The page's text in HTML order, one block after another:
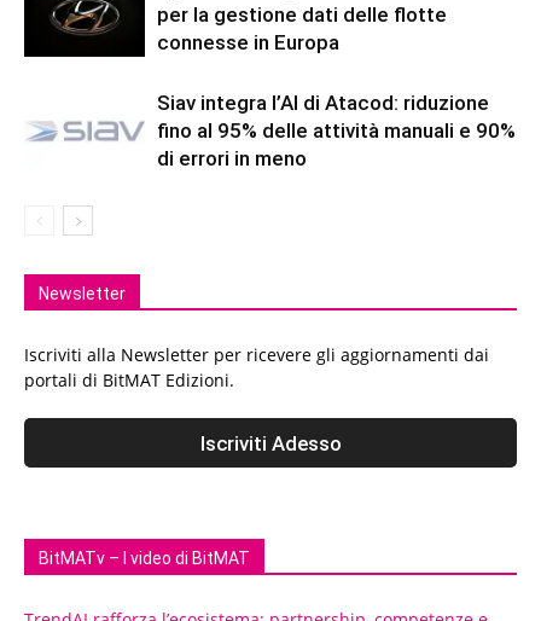
per la gestione dati delle flotte
connesse in Europa
Siav integra l’AI di Atacod: riduzione
fino al 95% delle attività manuali e 90%
di errori in meno
Newsletter
Iscriviti alla Newsletter per ricevere gli aggiornamenti dai
portali di BitMAT Edizioni.
BitMATv – I video di BitMAT